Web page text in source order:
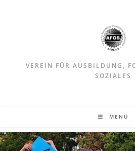
VEREIN FÜR AUSBILDUNG,
SOZIALES
MENÜ